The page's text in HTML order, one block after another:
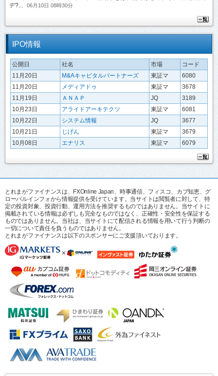
デ?...
06月10日 08時30分
IPO情報
公開日 社名 市場
コード
11月20日
M&Aキャピタルパートナーズ 東証マ
6080
11月20日
メディアドゥ 東証マ
3678
11月19日
ＡＮＡＰ JQ
3189
10月23日
アライドアーキテクツ 東証マ
6081
10月22日
システム情報 JQ
3677
10月21日
じげん 東証マ
3679
10月08日
エナリス 東証マ 6079
とれまがファイナンスは、FXOnline Japan、時事通信、フィスコ、カブ知恵、グ
ローバルインフォから情報提供を受けています。当サイトは閲覧者に対して、特
定の投資対象、投資行動、運用方法を推奨するものではありません。当サイトに
掲載されている情報は必ずしも完全なものではなく、正確性・安全性を保証する
ものではありません。当社は、当サイトにて配信される情報を用いて行う判断の
一切について責任を負うものではありません。
とれまがファイナンスは以下のスポンサーにご支援頂いております。